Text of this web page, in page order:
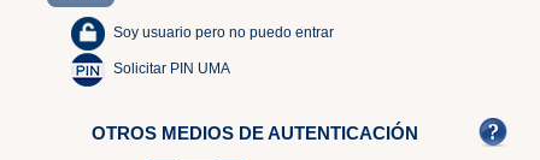
Soy usuario pero no puedo entrar
Solicitar PIN UMA
OTROS MEDIOS DE AUTENTICACIÓN